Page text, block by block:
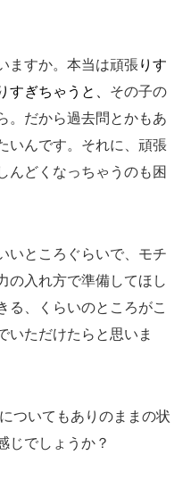
ますか。本当は頑張りす
すぎちゃうと、 その子の
。だから過去問とかもあ
いんです。それに、頑張
んどくなっちゃうのも困
いところぐらいで、モチ
の入れ方で準備してほし
る、くらいのところがこ
いただけたらと思いま
ついてもありのままの状
じでしょうか？